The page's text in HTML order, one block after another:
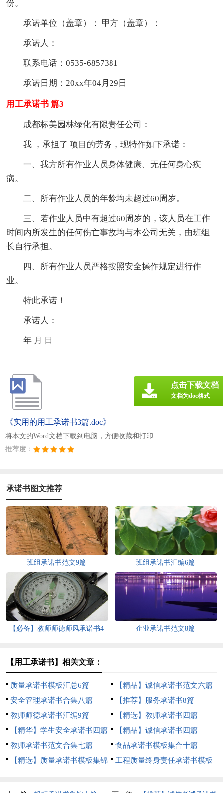
份。
承诺单位（盖章）： 甲方（盖章）：
承诺人：
联系电话：0535-6857381
承诺日期：20xx年04月29日
用工承诺书 篇3
成都标美园林绿化有限责任公司：
我 ，承担了 项目的劳务，现特作如下承诺：
一、我方所有作业人员身体健康、无任何身心疾
病。
二、所有作业人员的年龄均未超过60周岁。
三、若作业人员中有超过60周岁的，该人员在工作
时间内所发生的任何伤亡事故均与本公司无关，由班组
长自行承担。
四、所有作业人员严格按照安全操作规定进行作
业。
特此承诺！
承诺人：
年 月 日
《实用的用工承诺书3篇.doc》
将本文的Word文档下载到电脑，方便收藏和打印
推荐度：
点击下载文档
文档为doc格式
承诺书图文推荐
班组承诺书范文9篇 班组承诺书汇编6篇
【必备】教师师德师风承诺书4
企业承诺书范文8篇
【用工承诺书】相关文章：
质量承诺书模板汇总6篇
【精品】诚信承诺书范文六篇
安全管理承诺书合集八篇
【推荐】服务承诺书8篇
教师师德承诺书汇编9篇
【精选】教师承诺书四篇
【精华】学生安全承诺书四篇
【精品】诚信承诺书四篇
教师承诺书范文合集七篇
食品承诺书模板集合十篇
【精选】质量承诺书模板集锦
工程质量终身责任承诺书模板